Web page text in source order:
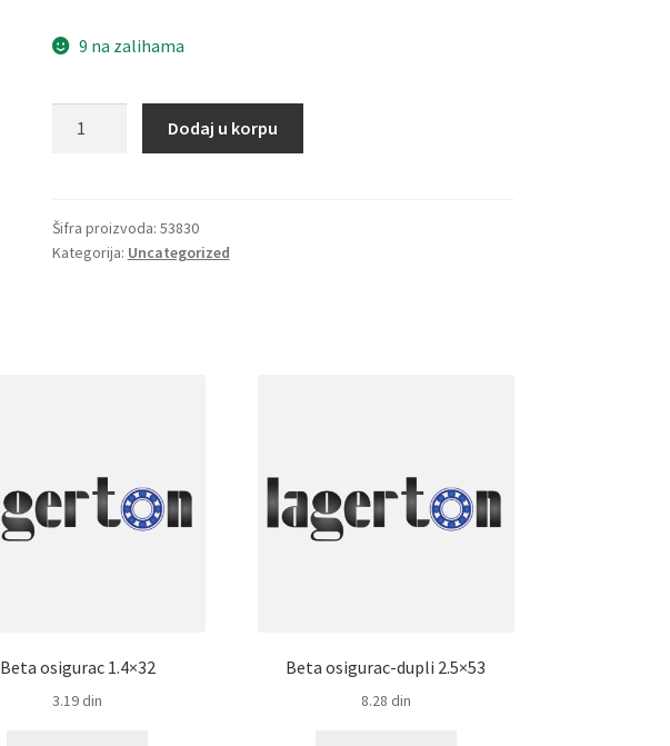
9 na zalihama
količina
Dodaj u korpu
Šifra proizvoda: 53830
Kategorija: Uncategorized
Beta osigurac 1.4×32
3.19 din
Beta osigurac-dupli 2.5×53
8.28 din